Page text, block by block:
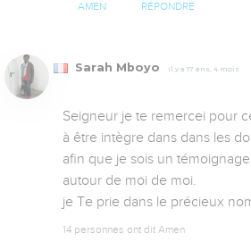
AMEN RÉPONDRE
Sarah Mboyo Il y a 17 ans, 4 mois
Seigneur je te remercei pour
à être intègre dans dans les
afin que je sois un
autour de moi de moi.
je Te prie dans le précieux
14 personnes ont dit Amen